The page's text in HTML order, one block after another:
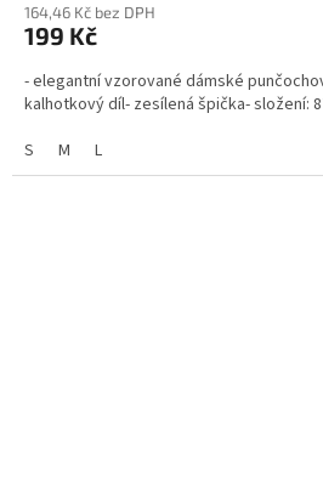
164,46 Kč bez DPH
199 Kč
- elegantní vzorované dámské
kalhotkový díl- zesílená špička- složení:
S
M L